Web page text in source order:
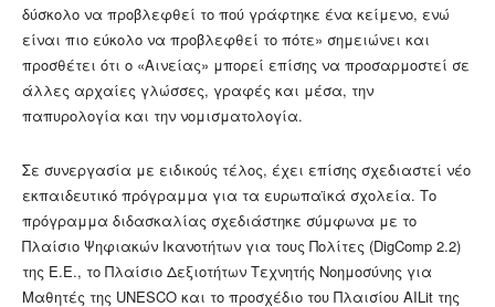
δύσκολο να προβλεφθεί το πού γράφτηκε ένα κείμενο, ενώ
είναι πιο εύκολο να προβλεφθεί το πότε» σημειώνει και
προσθέτει ότι ο «Αινείας» μπορεί επίσης να προσαρμοστεί σε
άλλες αρχαίες γλώσσες, γραφές και μέσα, την
παπυρολογία και την νομισματολογία.
Σε συνεργασία με ειδικούς τέλος, έχει επίσης σχεδιαστεί νέο
εκπαιδευτικό πρόγραμμα για τα ευρωπαϊκά σχολεία. Το
πρόγραμμα διδασκαλίας σχεδιάστηκε σύμφωνα με το
Πλαίσιο Ψηφιακών Ικανοτήτων για τους Πολίτες (DigComp 2.2)
της Ε.Ε., το Πλαίσιο Δεξιοτήτων Τεχνητής Νοημοσύνης για
Μαθητές της UNESCO και το προσχέδιο του Πλαισίου AILit της